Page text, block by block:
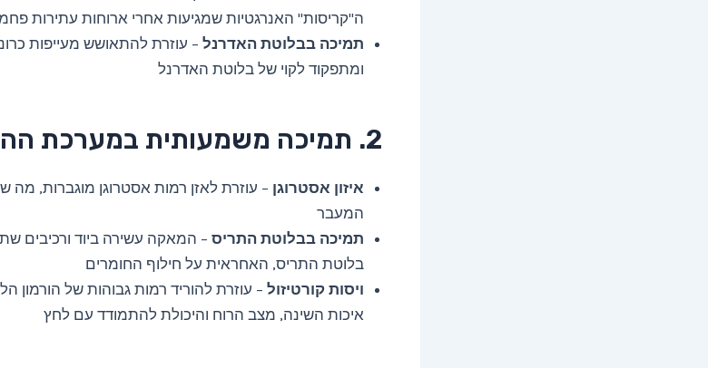
ה"קריסות" האנרגטיות שמגיעות אחרי ארוחות עתירות
תמיכה בבלוטת האדרנל – עוזרת להתאושש מעייפות
ומתפקוד לקוי של בלוטת האדרנל
2. תמיכה משמעותית במערכת ההורמונלית
איזון אסטרוגן
המעבר
תמיכה בבלוטת התריס – המאקה עשירה ביוד ורכיבים
בלוטת התריס, האחראית על חילוף החומרים
ויסות קורטיזול – עוזרת להוריד רמות גבוהות של
איכות השינה, מצב הרוח והיכולת להתמודד עם לחץ